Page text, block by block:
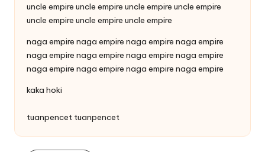
uncle empire uncle empire uncle empire uncle empire
uncle empire uncle empire uncle empire
naga empire naga empire naga empire naga empire
naga empire naga empire naga empire naga empire
naga empire naga empire naga empire naga empire
kaka hoki
tuanpencet tuanpencet